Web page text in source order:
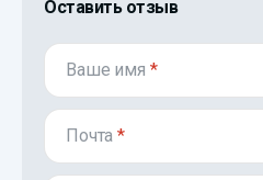
Оставить отзыв
Ваше имя *
Почта*